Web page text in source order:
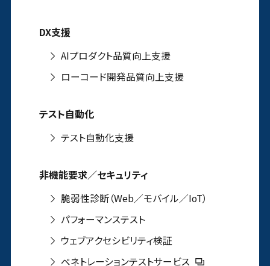
DX支援
AIプロダクト品質向上支援
ローコード開発品質向上支援
テスト自動化
テスト自動化支援
非機能要求／セキュリティ
脆弱性診断（Web／モバイル／IoT）
パフォーマンステスト
ウェブアクセシビリティ検証
ペネトレーションテストサービス